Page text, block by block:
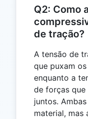
Q2: Como
de tração?
A tensão de
que puxam
enquanto a
de forças que
juntos.
material, mas